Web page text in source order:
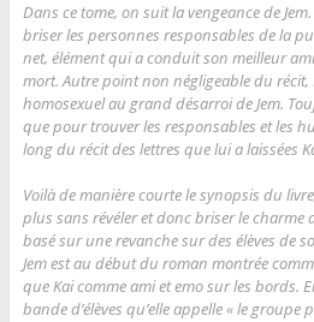
Dans ce tome, on suit la vengeance de
briser les personnes responsables de la
net, élément qui a conduit son meilleur
mort. Autre point non négligeable du récit,
homosexuel au grand désarroi de Jem.
que pour trouver les responsables et les
long du récit des lettres que lui a laissées
Voilà de manière courte le synopsis du
plus sans révéler et donc briser le charme
basé sur une revanche sur des élèves de
Jem est au début du roman montrée
que Kai comme ami et emo sur les bords.
bande d’élèves qu’elle appelle « le groupe